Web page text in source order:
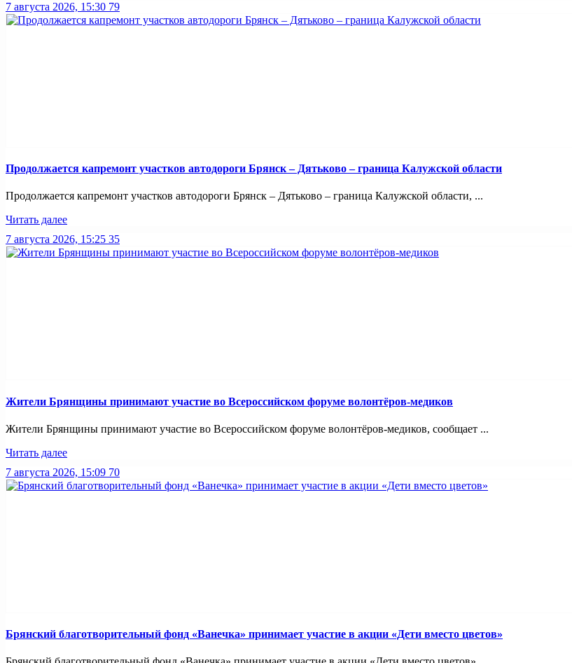
7 августа 2026, 15:30 79
Продолжается капремонт участков автодороги Брянск – Дятьково – граница Калужской области
Продолжается капремонт участков автодороги Брянск – Дятьково – граница Калужской области, ...
Читать далее
7 августа 2026, 15:25 35
Жители Брянщины принимают участие во Всероссийском форуме волонтёров-медиков
Жители Брянщины принимают участие во Всероссийском форуме волонтёров-медиков, сообщает ...
Читать далее
7 августа 2026, 15:09 70
Брянский благотворительный фонд «Ванечка» принимает участие в акции «Дети вместо цветов»